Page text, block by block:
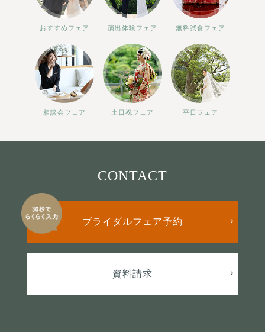
おすすめフェア 演出体験フェア 無料試食フェア
相談会フェア 土日祝フェア 平日フェア
CONTACT
ブライダルフェア予約
資料請求